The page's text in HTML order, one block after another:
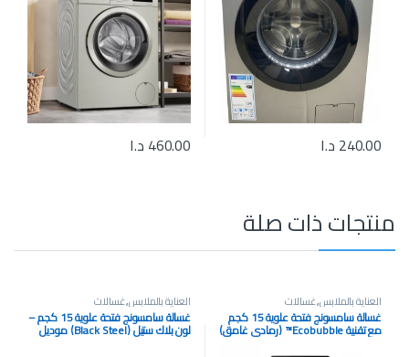
240.00 د.ا 460.00 د.ا
منتجات ذات صلة
العناية بالملابس,غسالات
غسالة سامسونج فتحة علوية 15 كجم
مع تقنية Ecobubble™️ (رمادي غامق)
موديل WA15CG5745BDFQ
العناية بالملابس,غسالات
غسالة سامسونج فتحة علوية 15 كجم –
لون بلاك ستيل (Black Steel) موديل
WA15S5CRQ